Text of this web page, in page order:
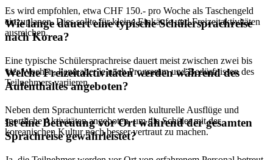
Es wird empfohlen, etwa CHF 150.- pro Woche als Taschengeld
einzuplanen. Dies sollte für kleine Einkäufe und Freizeitaktivitäten
ausreichen.
Wie lange dauert eine typische Schülersprachreise
nach Korea?
Eine typische Schülersprachreise dauert meist zwischen zwei bis
vier Wochen, kann aber je nach Programm und Bedürfnissen des
Teilnehmers variieren.
Welche Freizeitaktivitäten werden während des
Aufenthaltes angeboten?
Neben dem Sprachunterricht werden kulturelle Ausflüge und
sportliche Aktivitäten angeboten, um die Schüler mit der
koreanischen Kultur noch besser vertraut zu machen.
Ist eine Betreuung vor Ort während der gesamten
Sprachreise gewährleistet?